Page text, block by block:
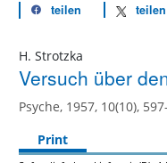
teilen teilen
H. Strotzka
Versuch über
Psyche, 1957, 10(10),
Print